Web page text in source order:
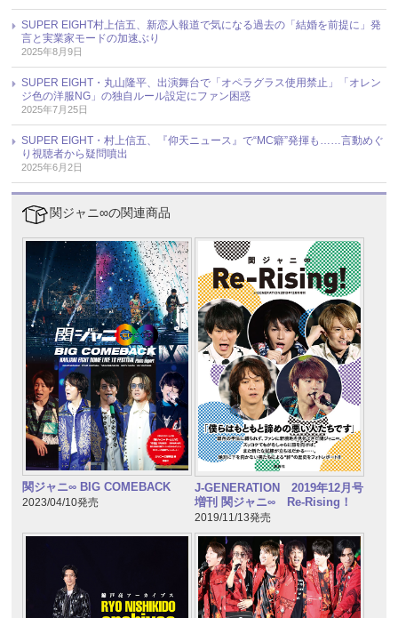
SUPER EIGHT村上信五、新恋人報道で気になる過去の「結婚を前提に」発
言と実業家モードの加速ぶり
2025年8月9日
SUPER EIGHT・丸山隆平、出演舞台で「オペラグラス使用禁止」「オレン
ジ色の洋服NG」の独自ルール設定にファン困惑
2025年7月25日
SUPER EIGHT・村上信五、『仰天ニュース』で“MC癖”発揮も……言動めぐ
り視聴者から疑問噴出
2025年6月2日
関ジャニ∞の関連商品
関ジャニ∞ BIG COMEBACK
2023/04/10発売
J-GENERATION 2019年12月号
増刊 関ジャニ∞ Re-Rising！
2019/11/13発売